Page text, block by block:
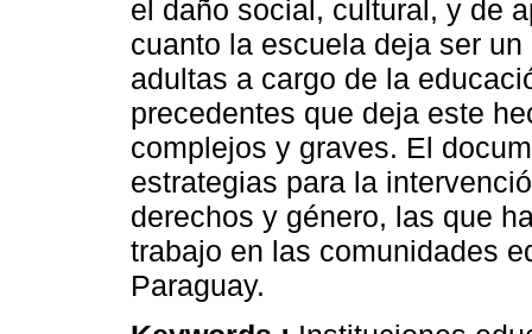
el daño social, cultural, y de
cuanto la escuela deja ser
adultas a cargo de la
precedentes que deja este
complejos y graves. El
estrategias para la
derechos y género, las que
trabajo en las comunidades
Paraguay.